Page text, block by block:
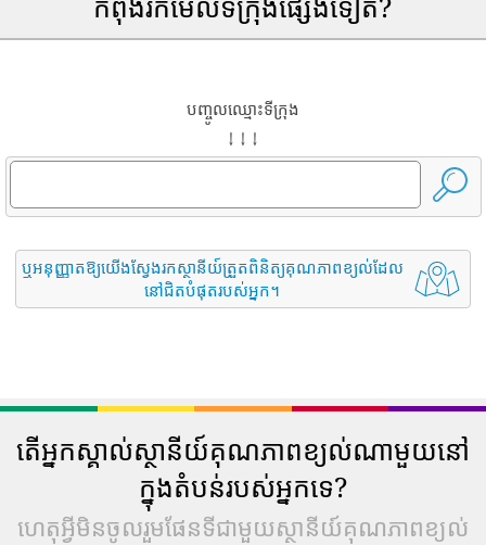
បញ្ចូលឈ្មោះទីក្រុង
↓ ↓ ↓
ឬអនុញ្ញាតឱ្យយើងស្វែងរកស្ថានីយ៍ត្រួតពិនិត្យគុណភាពខ្យល់ដែល
នៅជិតបំផុតរបស់អ្នក។
តើអ្នកស្គាល់ស្ថានីយ៍គុណភាពខ្យល់ណាមួយនៅ
ក្នុងតំបន់របស់អ្នកទេ?
ហេតុអ្វីមិនចូលរួមផែនទីជាមួយស្ថានីយ៍គុណភាពខ្យល់